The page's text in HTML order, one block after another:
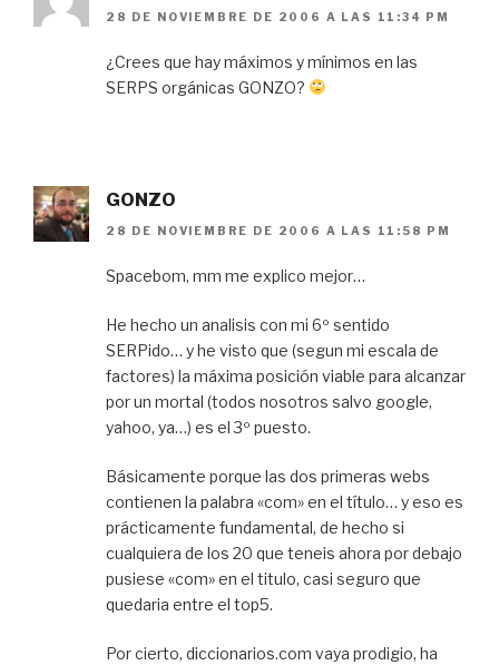
28 DE NOVIEMBRE DE 2006 A LAS 11:34 PM
¿Crees que hay máximos y mínimos en las
SERPS orgánicas GONZO?
GONZO
28 DE NOVIEMBRE DE 2006 A LAS 11:58 PM
Spacebom, mm me explico mejor…
He hecho un analisis con mi 6º sentido
SERPido… y he visto que (segun mi escala de
factores) la máxima posición viable para alcanzar
por un mortal (todos nosotros salvo google,
yahoo, ya…) es el 3º puesto.
Básicamente porque las dos primeras webs
contienen la palabra «com» en el título… y eso es
prácticamente fundamental, de hecho si
cualquiera de los 20 que teneis ahora por debajo
pusiese «com» en el titulo, casi seguro que
quedaria entre el top5.
Por cierto, diccionarios.com vaya prodigio, ha